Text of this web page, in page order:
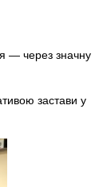
— через значну
застави у